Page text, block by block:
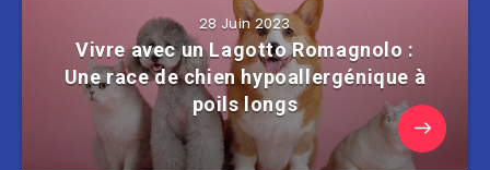
28 Juin 2023
Vivre avec un Lagotto Romagnolo :
Une race de chien hypoallergénique à
poils longs